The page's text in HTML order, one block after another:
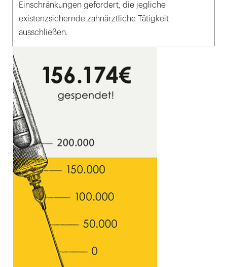
Einschränkungen gefordert, die jegliche
existenzsichernde zahnärztliche Tätigkeit
ausschließen.